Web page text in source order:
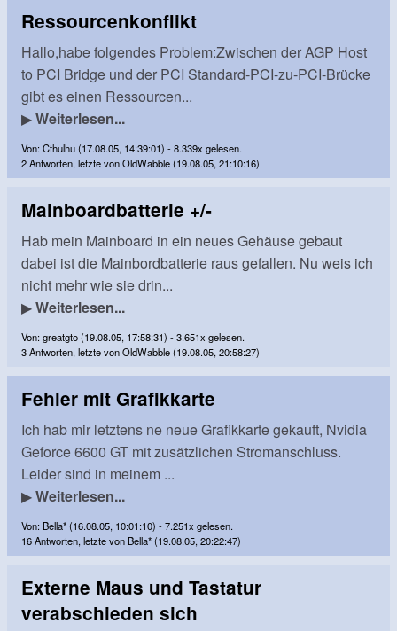
Ressourcenkonflikt
Hallo,habe folgendes Problem:Zwischen der AGP Host
to PCI Bridge und der PCI Standard-PCI-zu-PCI-Brücke
gibt es einen Ressourcen...
▶Weiterlesen...
Von: Cthulhu (17.08.05, 14:39:01) - 8.339x gelesen.
2 Antworten, letzte von OldWabble (19.08.05, 21:10:16)
Mainboardbatterie +/-
Hab mein Mainboard in ein neues Gehäuse gebaut
dabei ist die Mainbordbatterie raus gefallen. Nu weis ich
nicht mehr wie sie drin...
▶Weiterlesen...
Von: greatgto (19.08.05, 17:58:31) - 3.651x gelesen.
3 Antworten, letzte von OldWabble (19.08.05, 20:58:27)
Fehler mit Grafikkarte
Ich hab mir letztens ne neue Grafikkarte gekauft, Nvidia
Geforce 6600 GT mit zusätzlichen Stromanschluss.
Leider sind in meinem ...
▶Weiterlesen...
Von: Bella* (16.08.05, 10:01:10) - 7.251x gelesen.
16 Antworten, letzte von Bella* (19.08.05, 20:22:47)
Externe Maus und Tastatur
verabschieden sich